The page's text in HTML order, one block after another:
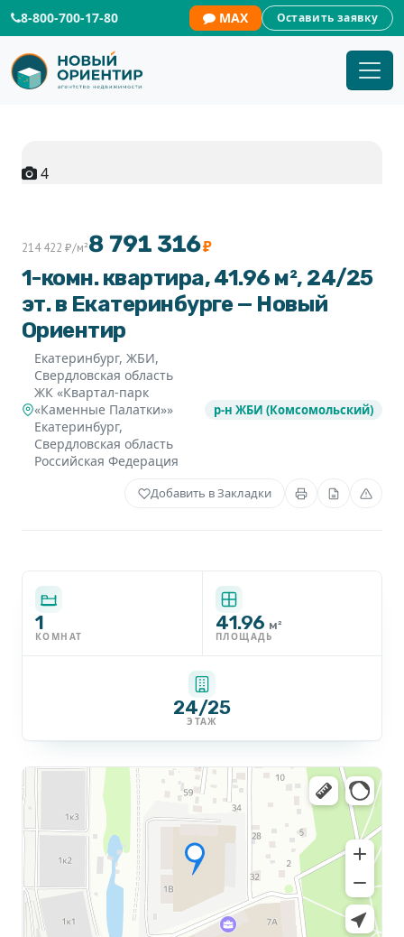
8-800-700-17-80 MAX Оставить заявку
4
1-комн. квартира, 41.96 м², 24/25
эт. в Екатеринбурге — Новый
Ориентир
Екатеринбург, ЖБИ,
Свердловская область
ЖК «Квартал-парк
«Каменные Палатки»»
Екатеринбург,
Свердловская область
Российская Федерация
р-н ЖБИ (Комсомольский)
214 422 ₽/м²8 791 316₽
Добавить в Закладки
1
КОМНАТ
41.96 м²
ПЛОЩАДЬ
24/25
ЭТАЖ